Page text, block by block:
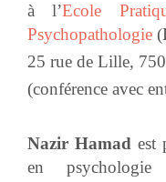
à l’Ecole
Psychopathologie
25 rue de Lille,
(conférence avec
Nazir Hamad est
en